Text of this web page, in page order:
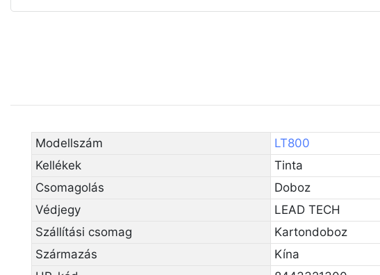
Modellszám
LT800
Kellékek
Tinta
Csomagolás
Doboz
Védjegy
LEAD TECH
Szállítási csomag
Kartondoboz
Származás
Kína